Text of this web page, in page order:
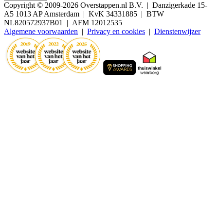
Copyright © 2009-2026 Overstappen.nl B.V. | Danzigerkade 15-
A5 1013 AP Amsterdam | KvK 34331885 | BTW
NL820572937B01 | AFM 12012535
Algemene voorwaarden | Privacy en cookies | Dienstenwijzer